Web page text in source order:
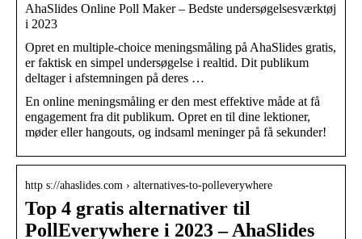
AhaSlides Online Poll Maker – Bedste undersøgelsesværktøj
i 2023
Opret en multiple-choice meningsmåling på AhaSlides gratis,
er faktisk en simpel undersøgelse i realtid. Dit publikum
deltager i afstemningen på deres …
En online meningsmåling er den mest effektive måde at få
engagement fra dit publikum. Opret en til dine lektioner,
møder eller hangouts, og indsaml meninger på få sekunder!
http s://ahaslides.com › alternatives-to-polleverywhere
Top 4 gratis alternativer til
PollEverywhere i 2023 – AhaSlides